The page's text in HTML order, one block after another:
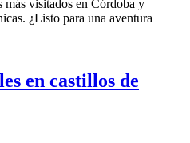
más visitados en Córdoba y
¿Listo para una aventura
en castillos de